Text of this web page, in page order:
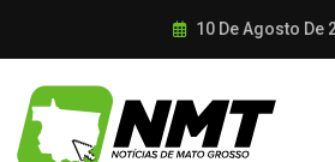
10 De Agosto De